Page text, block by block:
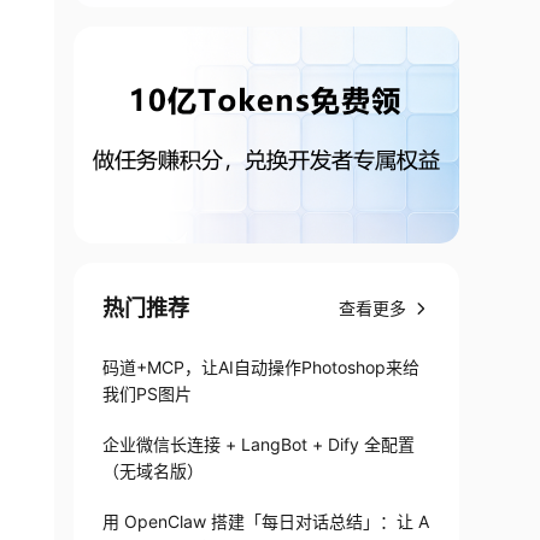
热门推荐 查看更多
码道+MCP，让AI自动操作Photoshop来给
我们PS图片
企业微信长连接 + LangBot + Dify 全配置
（无域名版）
用 OpenClaw 搭建「每日对话总结」：让 A